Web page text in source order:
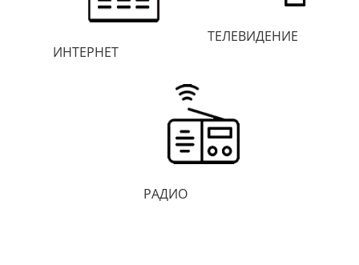
ИНТЕРНЕТ
ТЕЛЕВИДЕНИЕ
РАДИО